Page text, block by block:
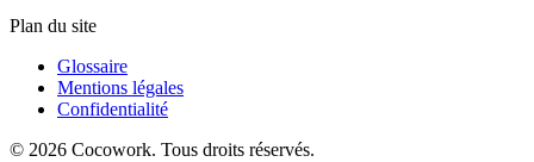
Plan du site
Glossaire
Mentions légales
Confidentialité
© 2026 Cocowork. Tous droits réservés.